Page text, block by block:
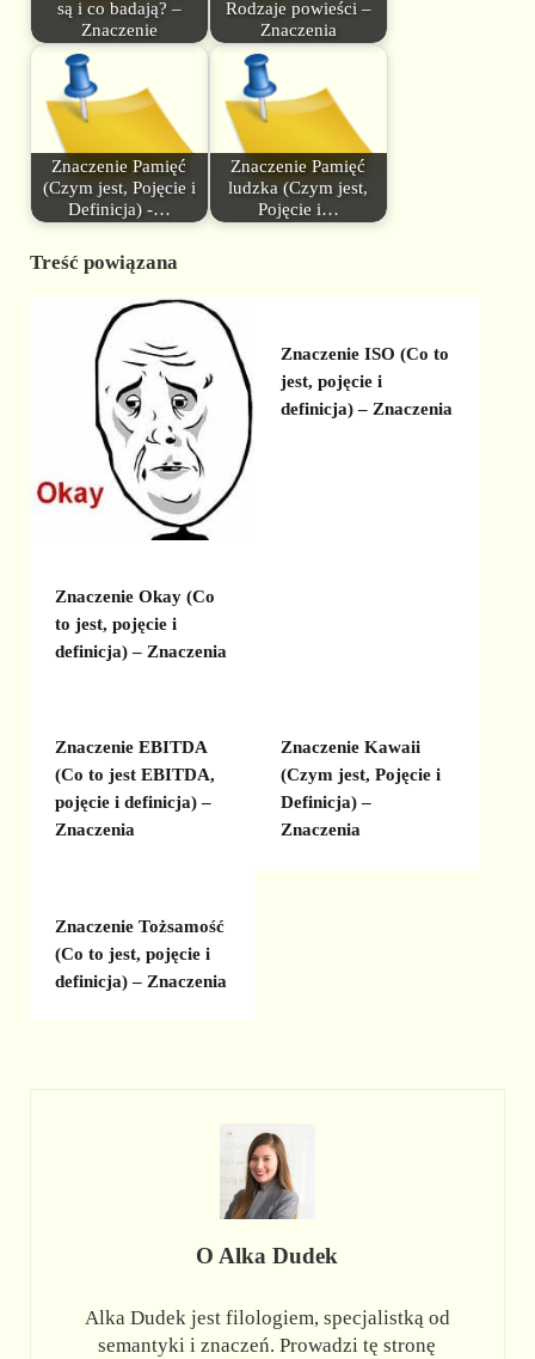
są i co badają? –
Znaczenie
Rodzaje powieści –
Znaczenia
Znaczenie Pamięć
(Czym jest, Pojęcie i
Definicja) -…
Znaczenie Pamięć
ludzka (Czym jest,
Pojęcie i…
Treść powiązana
Znaczenie Okay (Co
to jest, pojęcie i
definicja) – Znaczenia
Znaczenie ISO (Co to
jest, pojęcie i
definicja) – Znaczenia
Znaczenie EBITDA
(Co to jest EBITDA,
pojęcie i definicja) –
Znaczenia
Znaczenie Kawaii
(Czym jest, Pojęcie i
Definicja) –
Znaczenia
Znaczenie Tożsamość
(Co to jest, pojęcie i
definicja) – Znaczenia
OAlka Dudek
Alka Dudek jest filologiem, specjalistką od
semantyki i znaczeń. Prowadzi tę stronę